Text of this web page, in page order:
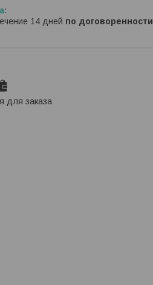
14 дней по договоренности
для заказа